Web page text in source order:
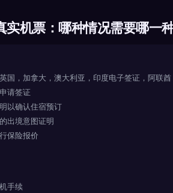
实机票：哪种情况需要哪一
国，加拿大，澳大利亚，印度电子签证，阿联
请签证
以确认住宿预订
出境意图证明
保险报价
手续